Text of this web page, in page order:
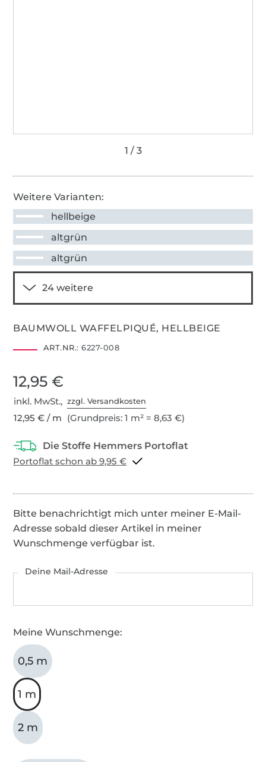
Weitere Varianten:
hellbeige
altgrün
altgrün
BAUMWOLL WAFFELPIQUÉ, HELLBEIGE
ART.NR.: 6227-008
12,95 €
inkl. MwSt.,zzgl. Versandkosten
12,95 € / m (Grundpreis: 1 m² = 8,63 €)
Portoflat schon ab 9,95 €
Bitte benachrichtigt mich unter meiner E-Mail-
Adresse sobald dieser Artikel in meiner
Wunschmenge verfügbar ist.
Deine Mail-Adresse
Meine Wunschmenge:
0,5 m
1 m
2 m